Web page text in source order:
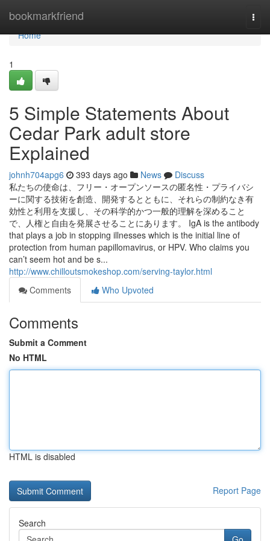
bookmarkfriend
Home
Home
1
5 Simple Statements About
Cedar Park adult store
Explained
johnh704apg6 393 days ago News
Discuss
私たちの使命は、フリー・オープンソースの匿名性・プライバシ
ーに関する技術を創造、開発するとともに、それらの制約なき有
効性と利用を支援し、その科学的かつ一般的理解を深めること
で、人権と自由を発展させることにあります。 IgA is the antibody
that plays a job in stopping illnesses which is the initial line of
protection from human papillomavirus, or HPV. Who claims you
can’t seem hot and be s...
http://www.chilloutsmokeshop.com/serving-taylor.html
Comments
Who Upvoted
Comments
Submit a Comment
No HTML
HTML is disabled
Report Page
Search